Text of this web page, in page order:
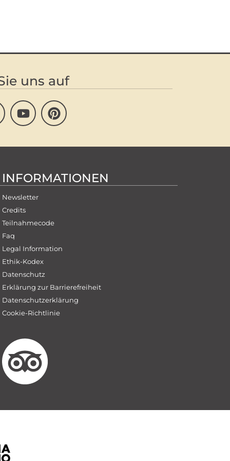
uns auf
INFORMATIONEN
Newsletter
Credits
Teilnahmecode
Faq
Legal Information
Ethik-Kodex
Datenschutz
Erklärung zur Barrierefreiheit
Datenschutzerklärung
Cookie-Richtlinie